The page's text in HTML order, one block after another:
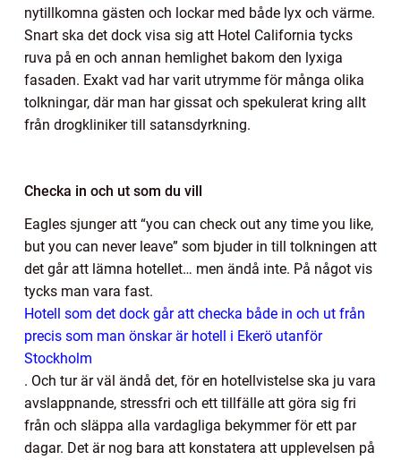
nytillkomna gästen och lockar med både lyx och värme.
Snart ska det dock visa sig att Hotel California tycks
ruva på en och annan hemlighet bakom den lyxiga
fasaden. Exakt vad har varit utrymme för många olika
tolkningar, där man har gissat och spekulerat kring allt
från drogkliniker till satansdyrkning.
Checka in och ut som du vill
Eagles sjunger att “you can check out any time you like,
but you can never leave” som bjuder in till tolkningen att
det går att lämna hotellet… men ändå inte. På något vis
tycks man vara fast.
Hotell som det dock går att checka både in och ut från
precis som man önskar är hotell i Ekerö utanför
Stockholm
. Och tur är väl ändå det, för en hotellvistelse ska ju vara
avslappnande, stressfri och ett tillfälle att göra sig fri
från och släppa alla vardagliga bekymmer för ett par
dagar. Det är nog bara att konstatera att upplevelsen på